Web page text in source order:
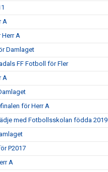
A
A
Damlaget
FF Fotboll för Fler
A
för Herr A
med Fotbollsskolan födda 2019
P2017
A